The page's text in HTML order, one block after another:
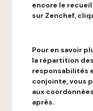
encore le
sur Zenchef,
Pour en savoir
la répartition
responsabilités
conjointe, vous
aux
après.